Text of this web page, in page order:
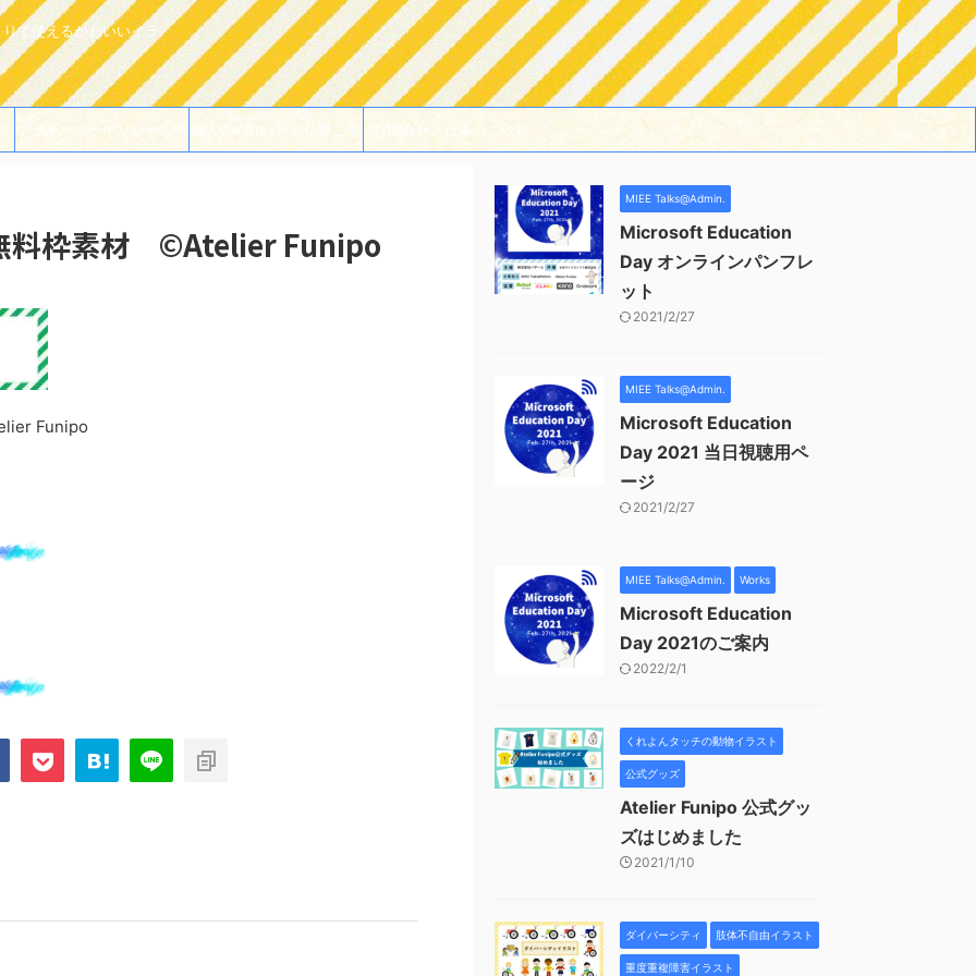
で使えるかわいいイラ
プライバシーポリシー・免 過去のWorks・お仕事ご依 お問合せ・仕事のご依頼
料枠素材 ©Atelier Funipo
Funipo
MIEE Talks@Admin.
Microsoft Education
Day オンラインパンフレ
ット
2021/2/27
MIEE Talks@Admin.
Microsoft Education
Day 2021 当日視聴用ペ
ージ
2021/2/27
MIEE Talks@Admin. Works
Microsoft Education
Day 2021のご案内
2022/2/1
くれよんタッチの動物イラスト
公式グッズ
Atelier Funipo 公式グッ
ズはじめました
2021/1/10
ダイバーシティ 肢体不自由イラスト
重度重複障害イラスト